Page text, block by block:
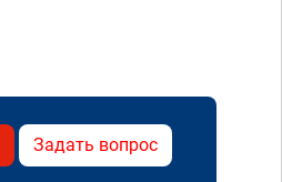
Задать вопрос